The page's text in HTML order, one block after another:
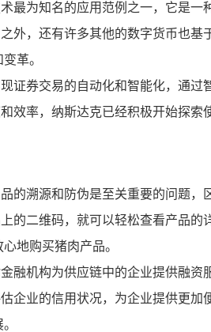
最为知名的应用范例之一，它是
外，还有许多其他的数字货币也
革。
证券交易的自动化和智能化，通
效率，纳斯达克已经积极开始探
的溯源和防伪是至关重要的问题
的二维码，就可以轻松查看产品
地购买猪肉产品。
融机构为供应链中的企业提供融
企业的信用状况，为企业提供更